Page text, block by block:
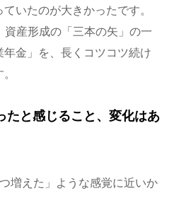
いたのが大きかったです。
資産形成の「三本の矢」の一
金」を、長くコツコツ続け
たと感じること、変化はあ
増えた」ような感覚に近いか